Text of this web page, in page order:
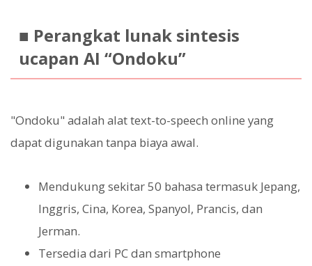
■ Perangkat lunak sintesis
ucapan AI “Ondoku”
"Ondoku" adalah alat text-to-speech online yang
dapat digunakan tanpa biaya awal.
Mendukung sekitar 50 bahasa termasuk Jepang,
Inggris, Cina, Korea, Spanyol, Prancis, dan
Jerman.
Tersedia dari PC dan smartphone